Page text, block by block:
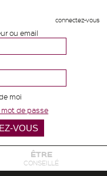
connectez-vous
ou email
moi
de passe
ÊTRE
CONSEILLÉ